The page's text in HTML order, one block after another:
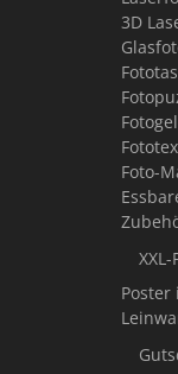
3D
Foto-
Poster